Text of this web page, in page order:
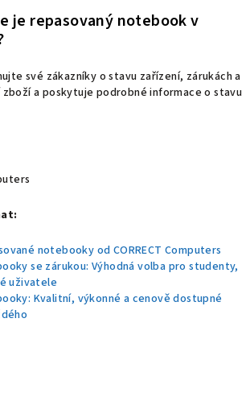
je repasovaný notebook v
své zákazníky o stavu zařízení, zárukách a
a poskytuje podrobné informace o stavu
notebooky od CORRECT Computers
se zárukou: Výhodná volba pro studenty,
uživatele
Kvalitní, výkonné a cenově dostupné